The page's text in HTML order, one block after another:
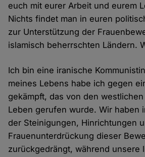
euch mit eurer Arbeit und eurem
Nichts findet man in euren
zur Unterstützung der
islamisch beherrschten Ländern.
Ich bin eine iranische
meines Lebens habe ich gegen
gekämpft, das von den
Leben gerufen wurde. Wir haben
der Steinigungen, Hinrichtungen
Frauenunterdrückung dieser
zurückgedrängt, während unsere